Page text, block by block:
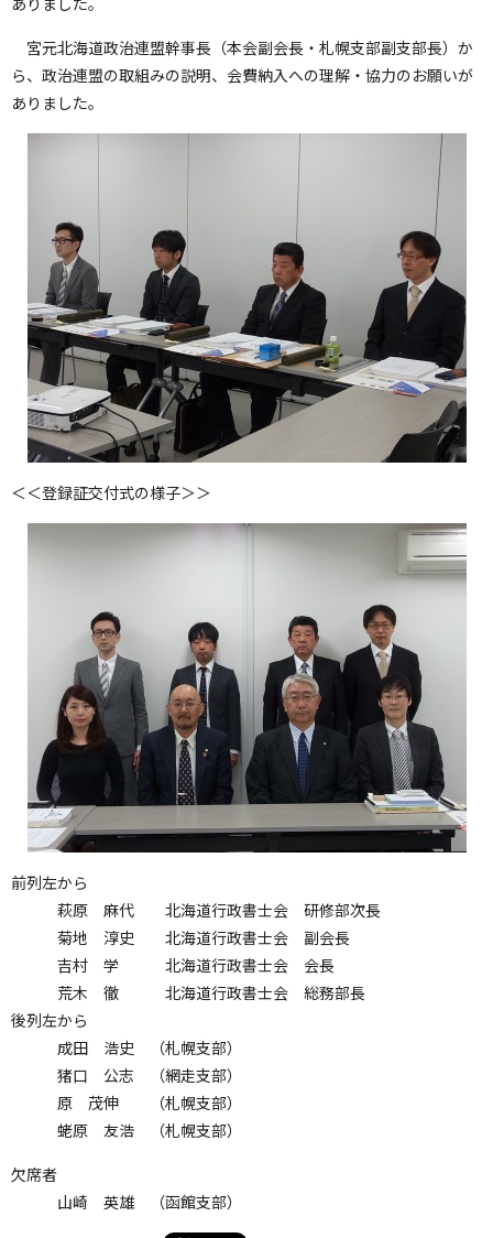
宮元北海道政治連盟幹事長（本会副会長・札幌支部副支部長）か
ら、政治連盟の取組みの説明、会費納入への理解・協力のお願いが
ありました。
＜＜登録証交付式の様子＞＞
前列左から
萩原 麻代 北海道行政書士会 研修部次長
菊地 淳史 北海道行政書士会 副会長
吉村 学 北海道行政書士会 会長
荒木 徹 北海道行政書士会 総務部長
後列左から
成田 浩史 （札幌支部）
猪口 公志 （網走支部）
原 茂伸 （札幌支部）
蛯原 友浩 （札幌支部）
欠席者
山崎 英雄 （函館支部）